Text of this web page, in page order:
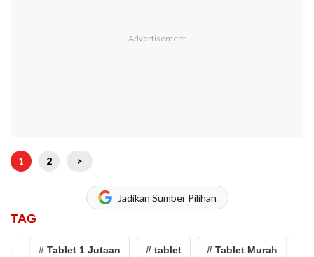
1 2 >
Jadikan Sumber Pilihan
TAG
# Tablet 1 Jutaan # tablet # Tablet Murah